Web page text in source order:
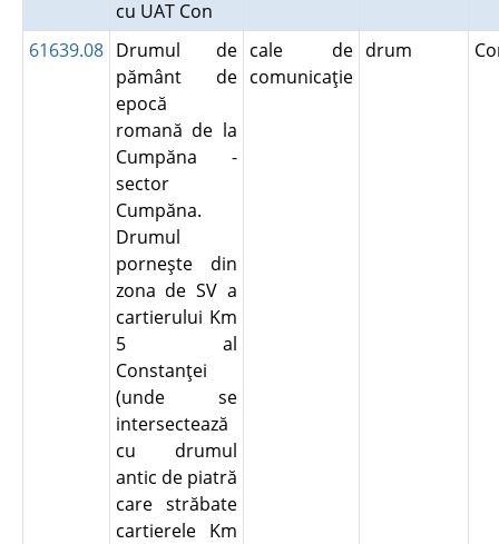
cu UAT Con
61639.08 Drumul de
pământ de
epocă
romană de la
Cumpăna -
sector
Cumpăna.
Drumul
porneşte din
zona de SV a
cartierului Km
5 al
Constanţei
(unde se
intersectează
cu drumul
antic de piatră
care străbate
cartierele Km
cale de
comunicaţie
drum